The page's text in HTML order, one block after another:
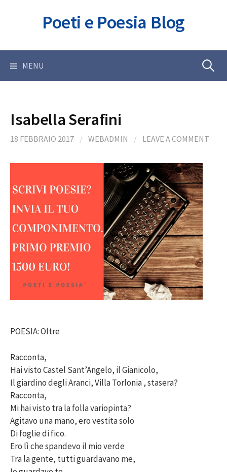
Poeti e Poesia Blog
MENU Ricerca
Isabella Serafini
18 FEBBRAIO 2017 / WEBADMIN / LEAVE A COMMENT
POESIA: Oltre
Racconta,
Hai visto Castel Sant’Angelo, il Gianicolo,
Il giardino degli Aranci, Villa Torlonia , stasera?
Racconta,
Mi hai visto tra la folla variopinta?
Agitavo una mano, ero vestita solo
Di foglie di fico.
Ero lì che spandevo il mio verde
Tra la gente, tutti guardavano me,